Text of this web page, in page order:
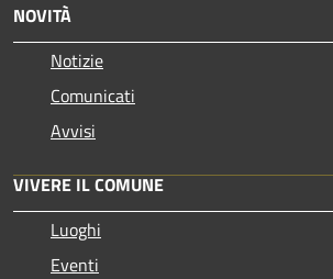
NOVITÀ
Notizie
Comunicati
Avvisi
VIVERE IL COMUNE
Luoghi
Eventi